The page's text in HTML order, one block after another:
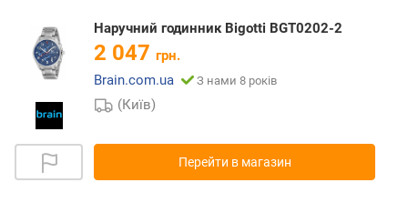
Наручний годинник Bigotti BGT0202-2
2 047 грн.
Brain.com.ua
З нами 8 років
(Київ)
Перейти в магазин